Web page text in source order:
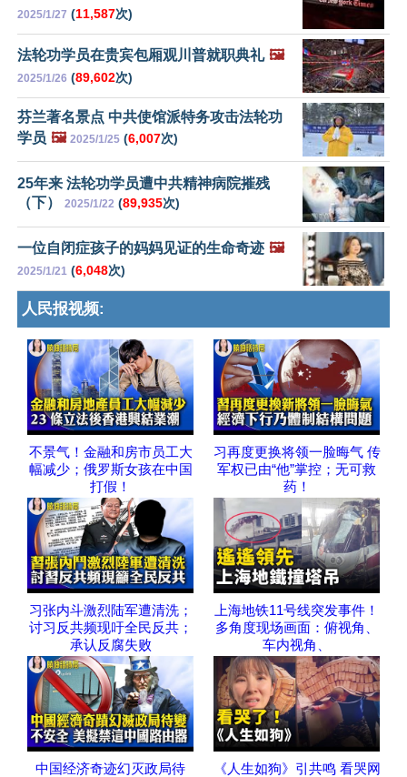
2025/1/27 (11,587次)
法轮功学员在贵宾包厢观川普就职典礼 🖼️
2025/1/26 (89,602次)
芬兰著名景点 中共使馆派特务攻击法轮功
学员 🖼️ 2025/1/25 (6,007次)
25年来 法轮功学员遭中共精神病院摧残
（下）
2025/1/22 (89,935次)
一位自闭症孩子的妈妈见证的生命奇迹 🖼️
2025/1/21 (6,048次)
人民报视频:
不景气！金融和房市员工大
幅减少；俄罗斯女孩在中国
打假！
习再度更换将领一脸晦气 传
军权已由“他”掌控；无可救
药！
习张内斗激烈陆军遭清洗；
讨习反共频现吁全民反共；
承认反腐失败
上海地铁11号线突发事件！
多角度现场画面：俯视角、
车内视角、
中国经济奇迹幻灭政局待
《人生如狗》引共鸣 看哭网